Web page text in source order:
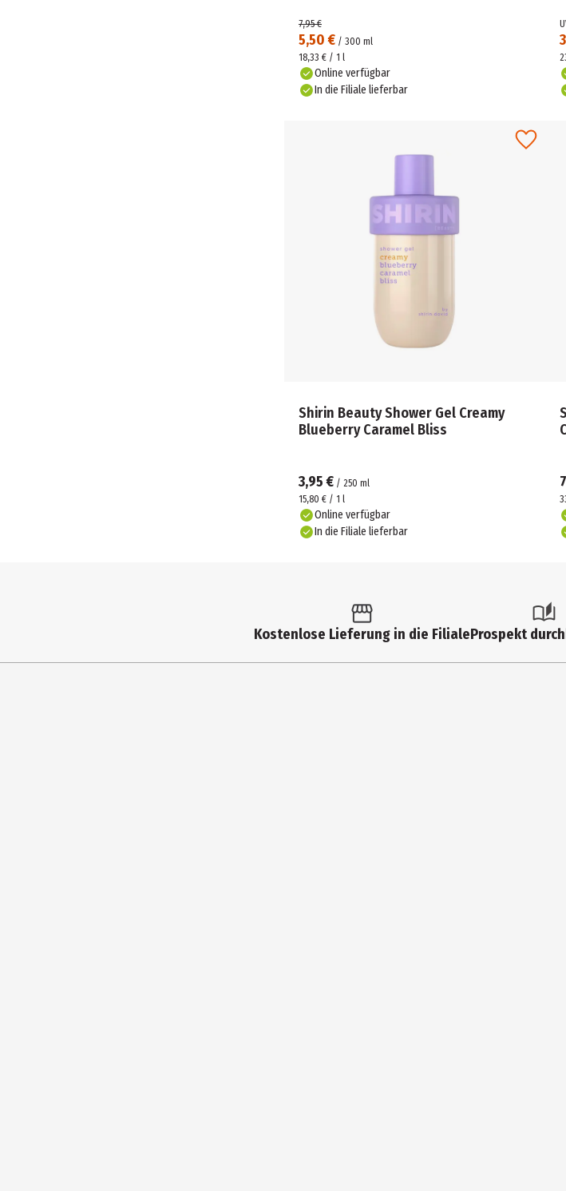
5,50 € / 300 ml
7,95 €
18,33 € / 1 l
Online verfügbar
In die Filiale lieferbar
Shirin Beauty Shower Gel Creamy
Blueberry Caramel Bliss
3,95 € / 250 ml
15,80 € / 1 l
Online verfügbar
In die Filiale lieferbar
Kostenlose Lieferung in die FilialeProspekt